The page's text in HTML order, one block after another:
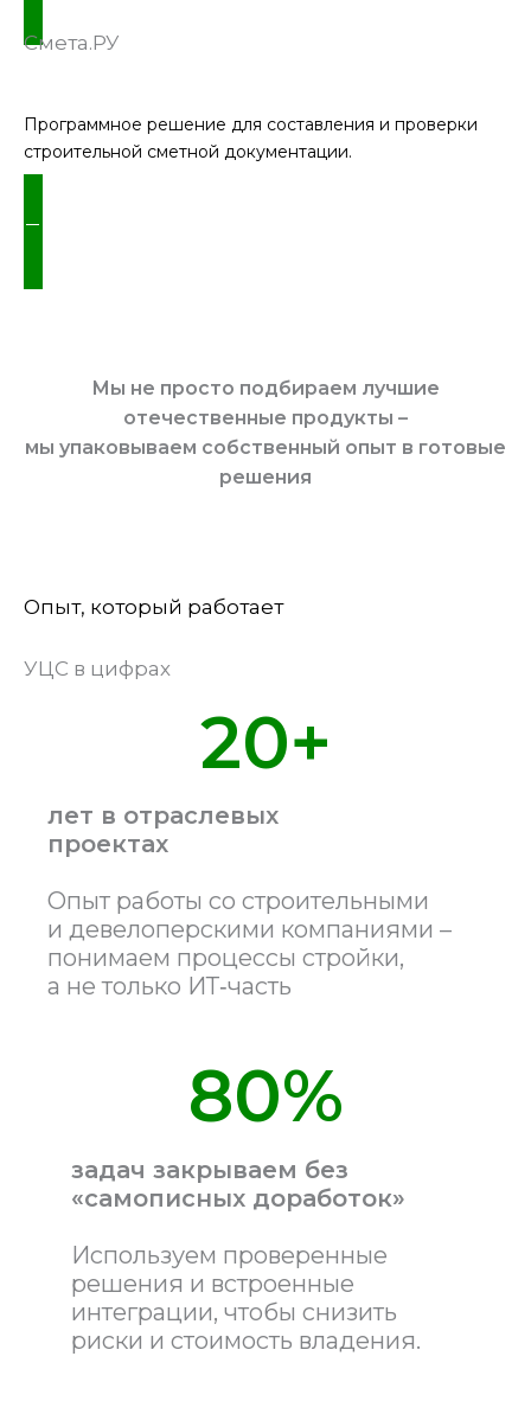
Смета.РУ
Программное решение для составления и проверки
строительной сметной документации.
ПОДРОБНЕЕ
Мы не просто подбираем лучшие
отечественные продукты –
мы упаковываем собственный опыт в готовые
решения
Опыт, который работает
УЦС в цифрах
20+
лет в отраслевых
проектах
Опыт работы со строительными
и девелоперскими компаниями –
понимаем процессы стройки,
а не только ИТ‑часть
80%
задач закрываем без
«самописных доработок»
Используем проверенные
решения и встроенные
интеграции, чтобы снизить
риски и стоимость владения.